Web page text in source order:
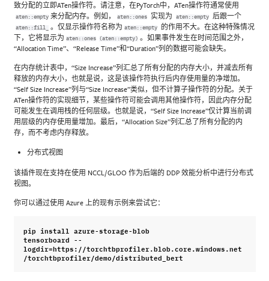
致分配的立即ATen操作符。请注意，在PyTorch中，ATen操作符通常使用
aten::empty 来分配内存。例如， aten::ones 实现为 aten::empty 后跟一个
aten::fill_ 。仅显示操作符名称为 aten::empty
的作用不大。在这种特殊情况
下，它将显示为 aten::ones (aten::empty) 。如果事件发生在时间范围之外，
“Allocation Time”、“Release Time”和“Duration”列的数据可能会缺失。
在内存统计表中，“Size Increase”列汇总了所有分配的内存大小，并减去所有
释放的内存大小，也就是说，这是该操作符执行后内存使用量的净增加。
“Self Size Increase”列与“Size Increase”类似，但不计算子操作符的分配。关于
ATen操作符的实现细节，某些操作符可能会调用其他操作符，因此内存分配
可能发生在调用栈的任何层级。也就是说，“Self Size Increase”仅计算当前调
用层级的内存使用量增加。最后，“Allocation Size”列汇总了所有分配的内
存，而不考虑内存释放。
分布式视图
该插件现在支持在使用 NCCL/GLOO 作为后端的 DDP 效能分析中进行分布式
视图。
你可以通过使用 Azure 上的现有示例来尝试它：
pip install azure-storage-blob
tensorboard --
logdir=https: //torchtbprofiler.blob.core.windows.net
/torchtbprofiler/demo/distributed_bert